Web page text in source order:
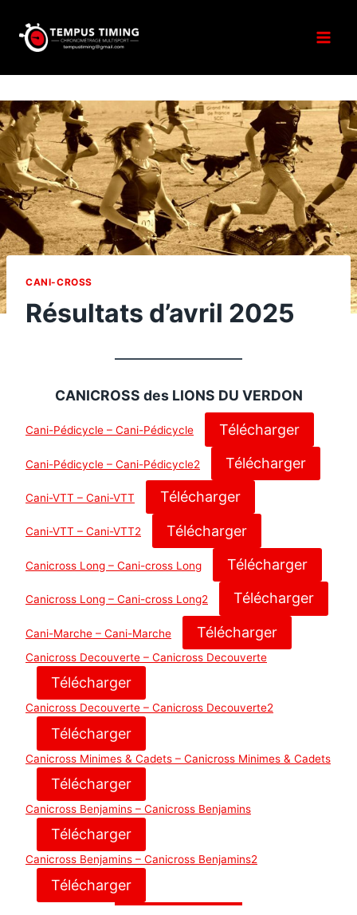
contenu
CANI-CROSS
Résultats d’avril 2025
CANICROSS des LIONS DU VERDON
Cani-Pédicycle – Cani-Pédicycle Télécharger
Cani-Pédicycle – Cani-Pédicycle2 Télécharger
Cani-VTT – Cani-VTT Télécharger
Cani-VTT – Cani-VTT2 Télécharger
Canicross Long – Cani-cross Long Télécharger
Canicross Long – Cani-cross Long2 Télécharger
Cani-Marche – Cani-Marche Télécharger
Canicross Decouverte – Canicross Decouverte
Télécharger
Canicross Decouverte – Canicross Decouverte2
Télécharger
Canicross Minimes & Cadets – Canicross Minimes & Cadets
Télécharger
Canicross Benjamins – Canicross Benjamins
Télécharger
Canicross Benjamins – Canicross Benjamins2
Télécharger